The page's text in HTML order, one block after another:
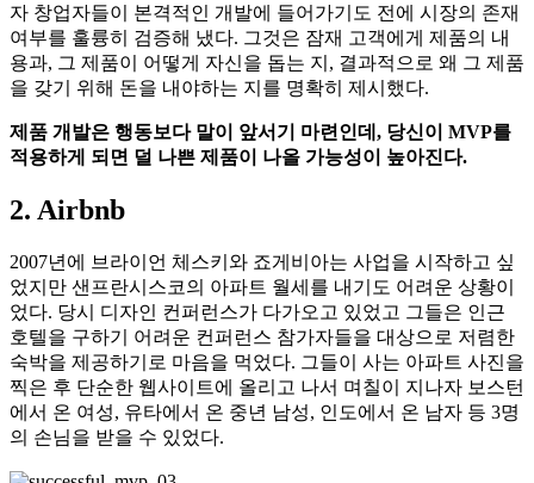
자 창업자들이 본격적인 개발에 들어가기도 전에 시장의 존재
여부를 훌륭히 검증해 냈다. 그것은 잠재 고객에게 제품의 내
용과, 그 제품이 어떻게 자신을 돕는 지, 결과적으로 왜 그 제품
을 갖기 위해 돈을 내야하는 지를 명확히 제시했다.
제품 개발은 행동보다 말이 앞서기 마련인데, 당신이 MVP를
적용하게 되면 덜 나쁜 제품이 나올 가능성이 높아진다.
2. Airbnb
2007년에 브라이언 체스키와 죠게비아는 사업을 시작하고 싶
었지만 샌프란시스코의 아파트 월세를 내기도 어려운 상황이
었다. 당시 디자인 컨퍼런스가 다가오고 있었고 그들은 인근
호텔을 구하기 어려운 컨퍼런스 참가자들을 대상으로 저렴한
숙박을 제공하기로 마음을 먹었다. 그들이 사는 아파트 사진을
찍은 후 단순한 웹사이트에 올리고 나서 며칠이 지나자 보스턴
에서 온 여성, 유타에서 온 중년 남성, 인도에서 온 남자 등 3명
의 손님을 받을 수 있었다.